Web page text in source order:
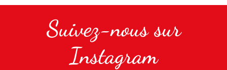
Suivez-nous sur
Instagram